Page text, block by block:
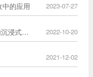
中的应用 2023-07-27
• 擎立干货 | 换热效率高达95%的槽内沉浸式换热器 2022-10-20
2021-12-02